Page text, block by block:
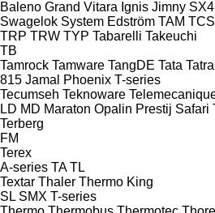
Baleno Grand Vitara Ignis Jimny SX4
Swagelok System Edström TAM TCS
TRP TRW TYP Tabarelli Takeuchi
TB
Tamrock Tamware TangDE Tata Tatra
815 Jamal Phoenix T-series
Tecumseh Teknoware
LD MD Maraton Opalin Prestij Safari
Terberg
FM
Terex
A-series TA TL
Textar Thaler Thermo King
SL SMX T-series